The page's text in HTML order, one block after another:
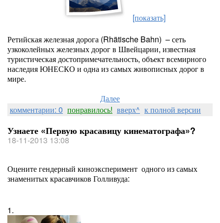
[показать]
Ретийская железная дорога (Rhätische Bahn) – сеть
узкоколейных железных дорог в Швейцарии, известная
туристическая достопримечательность, объект всемирного
наследия ЮНЕСКО и одна из самых живописных дорог в
мире.
Далее
комментарии: 0 понравилось! вверх^ к полной версии
Узнаете «Первую красавицу кинематографа»?
18-11-2013 13:08
Оцените гендерный киноэксперимент одного из самых
знаменитых красавчиков Голливуда:
1.